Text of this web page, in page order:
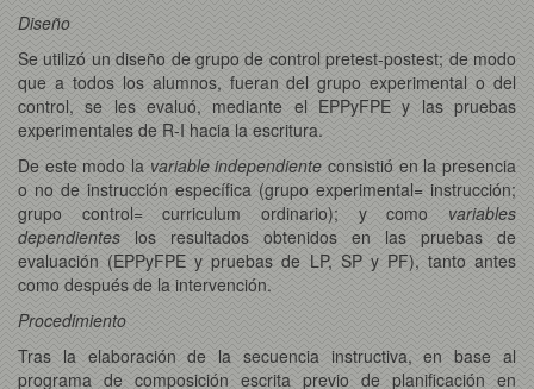
Diseño
Se utilizó un diseño de grupo de control pretest-postest; de modo
que a todos los alumnos, fueran del grupo experimental o del
control, se les evaluó, mediante el EPPyFPE y las pruebas
experimentales de R-I hacia la escritura.
De este modo la variable independiente consistió en la presencia
o no de instrucción específica (grupo experimental= instrucción;
grupo control= curriculum ordinario); y como variables
dependientes los resultados obtenidos en las pruebas de
evaluación (EPPyFPE y pruebas de LP, SP y PF), tanto antes
como después de la intervención.
Procedimiento
Tras la elaboración de la secuencia instructiva, en base al
programa de composición escrita previo de planificación en